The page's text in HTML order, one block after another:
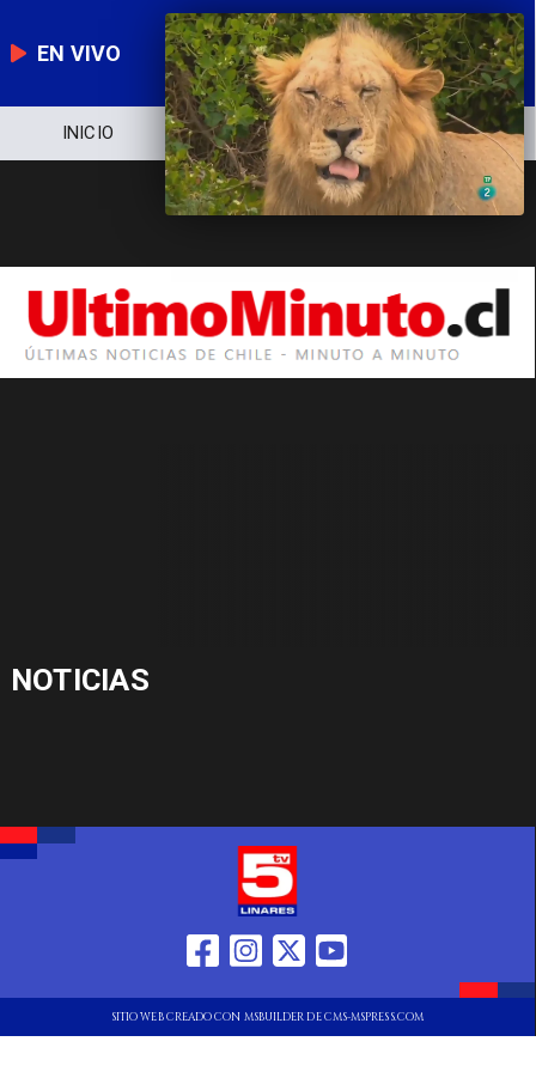
EN VIVO
INICIO NOTICIERO POLÍTICA
NOTICIAS
SITIO WEB CREADO CON MSBUILDER DE CMS-MSPRESS.COM